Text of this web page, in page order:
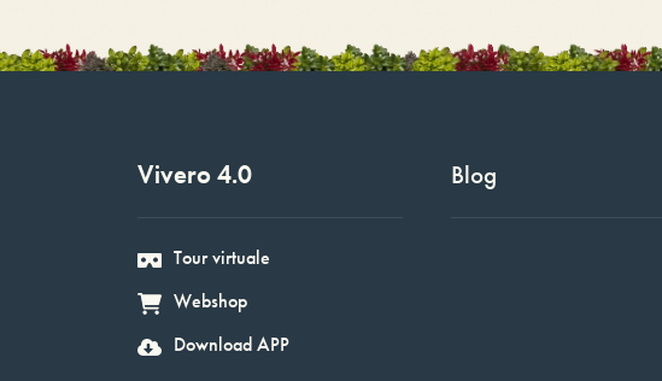
Vivero 4.0
Tour virtuale
Webshop
Download APP
Blog